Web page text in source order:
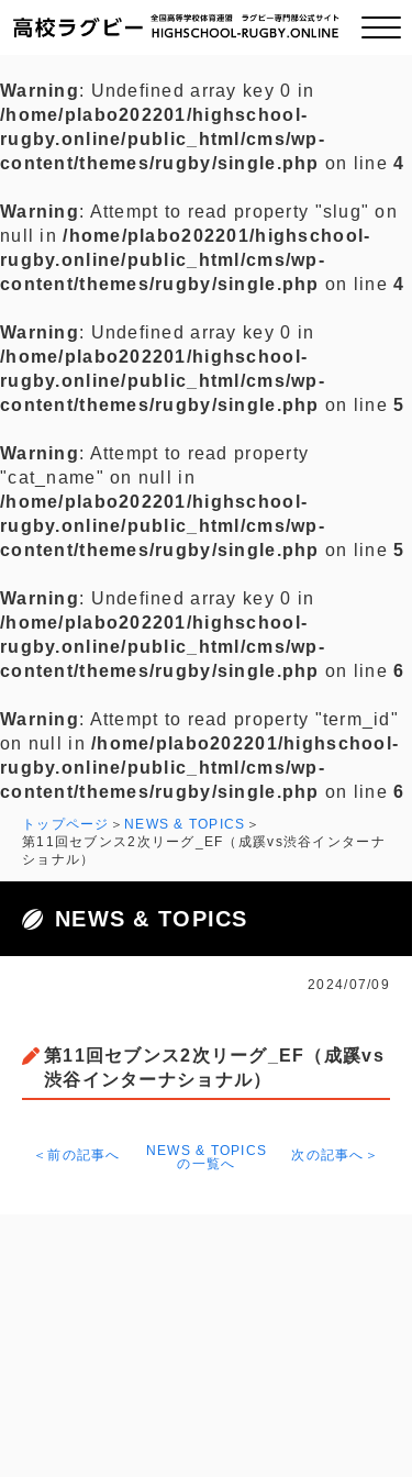
ご挨拶
全国チーム紹介
プライバシーポリシー
お問い合わせ
Warning: Undefined array key 0 in
/home/plabo202201/highschool-
rugby.online/public_html/cms/wp-
content/themes/rugby/single.php on line4
Warning: Attempt to read property "slug" on
null in/home/plabo202201/highschool-
rugby.online/public_html/cms/wp-
content/themes/rugby/single.php on line4
Warning: Undefined array key 0 in
/home/plabo202201/highschool-
rugby.online/public_html/cms/wp-
content/themes/rugby/single.php on line5
Warning: Attempt to read property
"cat_name" on null in
/home/plabo202201/highschool-
rugby.online/public_html/cms/wp-
content/themes/rugby/single.php on line5
Warning: Undefined array key 0 in
/home/plabo202201/highschool-
rugby.online/public_html/cms/wp-
content/themes/rugby/single.php on line6
Warning: Attempt to read property "term_id"
on null in/home/plabo202201/highschool-
rugby.online/public_html/cms/wp-
content/themes/rugby/single.php on line6
トップページ
NEWS & TOPICS
第11回セブンス2次リーグ_EF（成蹊vs渋谷インターナ
ショナル）
NEWS & TOPICS
2024/07/09
第11回セブンス2次リーグ_EF（成蹊vs
渋谷インターナショナル）
＜前の記事へ
NEWS & TOPICS
の一覧へ
次の記事へ＞